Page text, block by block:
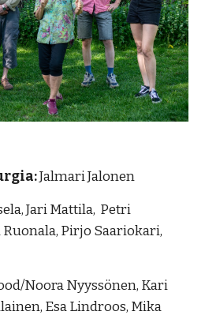
Jalmari Jalonen
Jari Mattila, Petri
Pirjo Saariokari,
Noora Nyyssönen, Kari
Esa Lindroos, Mika